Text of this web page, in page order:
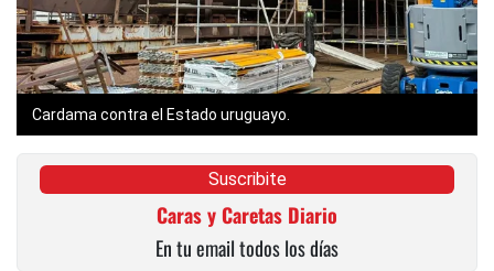
Cardama contra el Estado uruguayo.
Suscribite
Caras y Caretas Diario
En tu email todos los días